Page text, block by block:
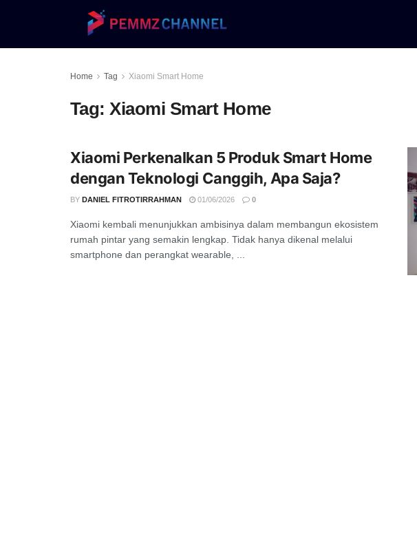
Home Tag Xiaomi Smart Home
Tag:Xiaomi Smart Home
Xiaomi Perkenalkan 5 Produk Smart Home
dengan Teknologi Canggih, Apa Saja?
BY DANIEL FITROTIRRAHMAN 01/06/2026 0
Xiaomi kembali menunjukkan ambisinya dalam membangun ekosistem
rumah pintar yang semakin lengkap. Tidak hanya dikenal melalui
smartphone dan perangkat wearable, ...